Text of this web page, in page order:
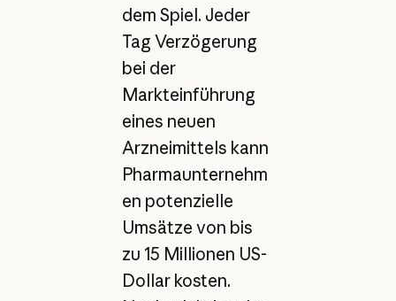
dem Spiel. Jeder
Tag Verzögerung
bei der
Markteinführung
eines neuen
Arzneimittels kann
Pharmaunternehm
en potenzielle
Umsätze von bis
zu 15 Millionen US-
Dollar kosten.